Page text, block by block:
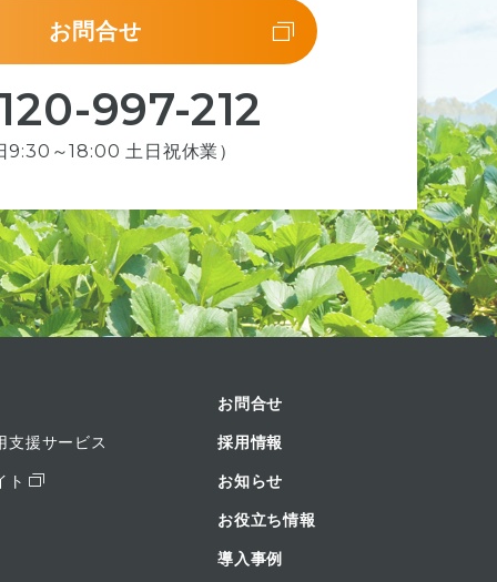
お問合せ
997-212
9:30～18:00 土日祝休業）
支援サービス
ト
お問合せ
採用情報
お知らせ
お役立ち情報
導入事例